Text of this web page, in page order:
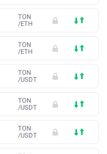
TON
/ETH
TON
/ETH
TON
/USDT
TON
/USDT
TON
/USDT